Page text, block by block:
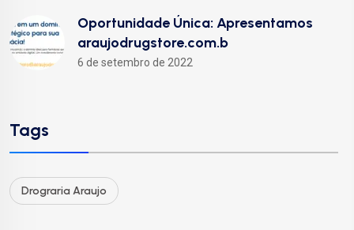
Oportunidade Única: Apresentamos
araujodrugstore.com.b
6 de setembro de 2022
Tags
Drograria Araujo